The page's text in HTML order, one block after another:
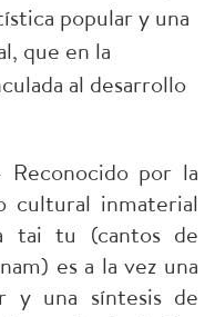
popular y una
que en la
al desarrollo
Reconocido por la
cultural inmaterial
tai tu (cantos de
es a la vez una
y una síntesis de